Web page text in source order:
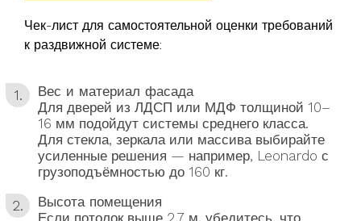
Чек-лист для самостоятельной оценки требований
к раздвижной системе:
Вес и материал фасада
Для дверей из ЛДСП или МДФ толщиной 10–
16 мм подойдут системы среднего класса.
Для стекла, зеркала или массива выбирайте
усиленные решения — например, Leonardo с
грузоподъёмностью до 160 кг.
Высота помещения